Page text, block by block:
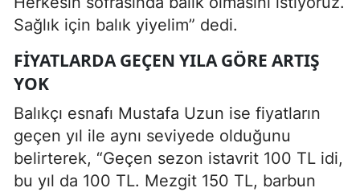
Sağlık için balık yiyelim” dedi.
FIYATLARDA GEÇEN YILA GÖRE ARTIŞ
YOK
Balıkçı esnafı Mustafa Uzun ise fiyatların
geçen yıl ile aynı seviyede olduğunu
belirterek, “Geçen sezon istavrit 100 TL idi,
bu yıl da 100 TL. Mezgit 150 TL, barbun